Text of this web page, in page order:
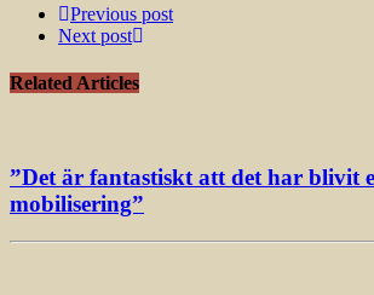
Previous post
Next post
Related Articles
”Det är fantastiskt att det har blivit
mobilisering”